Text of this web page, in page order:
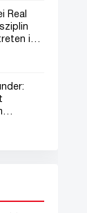
Real
in